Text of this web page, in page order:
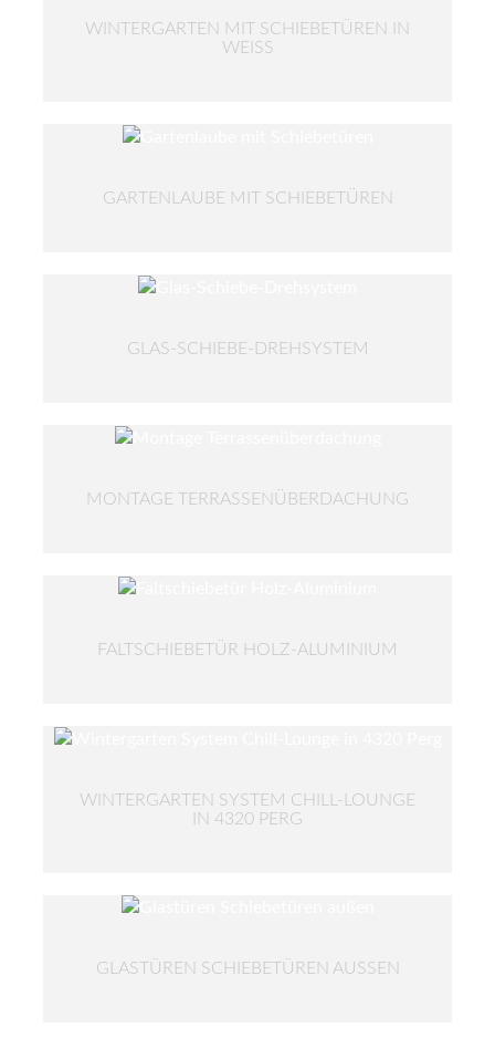
WINTERGARTEN MIT SCHIEBETÜREN IN
WEISS
GARTENLAUBE MIT SCHIEBETÜREN
GLAS-SCHIEBE-DREHSYSTEM
MONTAGE TERRASSENÜBERDACHUNG
FALTSCHIEBETÜR HOLZ-ALUMINIUM
WINTERGARTEN SYSTEM CHILL-LOUNGE
IN 4320 PERG
GLASTÜREN SCHIEBETÜREN AUSSEN